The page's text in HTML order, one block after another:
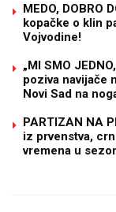
MEDO, DOBRO
kopačke o klin
Vojvodine!
„MI SMO
poziva navijače
Novi Sad na
PARTIZAN NA
iz prvenstva,
vremena u